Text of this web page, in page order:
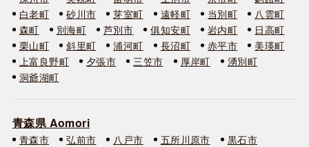
白老町
砂川市 芽室町 遠軽町 当別町
八雲町
森町
別海町 芦別市 俱知安町 岩内町
日高町
栗山町
斜里町 浦河町 長沼町 赤平市
美瑛町
上富良野町
夕張市 三笠市 厚岸町
湧別町
洞爺湖町
青森県 Aomori
青森市 弘前市 八戸市 五所川原市
黒石市